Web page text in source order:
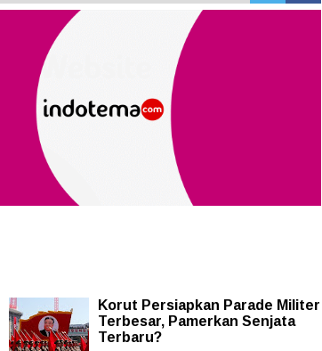
Korut Persiapkan Parade Militer
Terbesar, Pamerkan Senjata
Terbaru?